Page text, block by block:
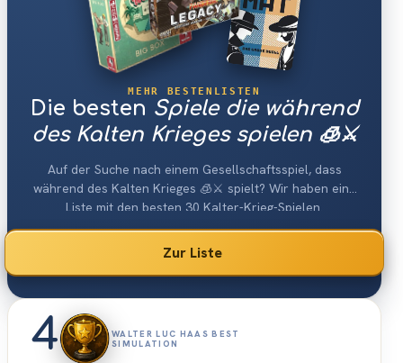
MEHR BESTENLISTEN
Die besten Spiele die während
des Kalten Krieges spielen 🧊⚔️
Auf der Suche nach einem Gesellschaftsspiel, dass
während des Kalten Krieges 🧊⚔️ spielt? Wir haben eine
Liste mit den besten 30 Kalter-Krieg-Spielen.
Zur Liste
4
WALTER LUC HAAS BEST
SIMULATION